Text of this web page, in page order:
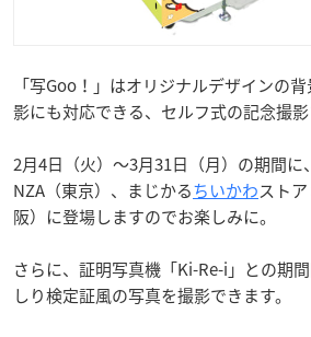
「写Goo！」はオリジナルデザインの
影にも対応できる、セルフ式の記念撮影
2月4日（火）～3月31日（月）の期間に
NZA（東京）、まじかるちいかわスト
阪）に登場しますのでお楽しみに。
さらに、証明写真機「Ki-Re-i」との期
しり検定証風の写真を撮影できます。